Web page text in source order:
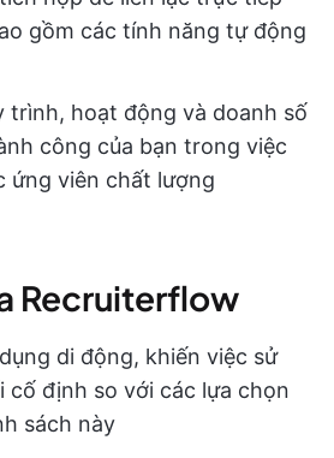
gồm các tính năng tự động
trình, hoạt động và doanh số
công của bạn trong việc
ứng viên chất lượng
Recruiterflow
di động, khiến việc sử
cố định so với các lựa chọn
sách này